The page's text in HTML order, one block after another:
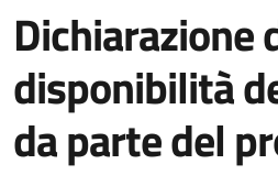
Dichiarazione
disponibilità
da parte del